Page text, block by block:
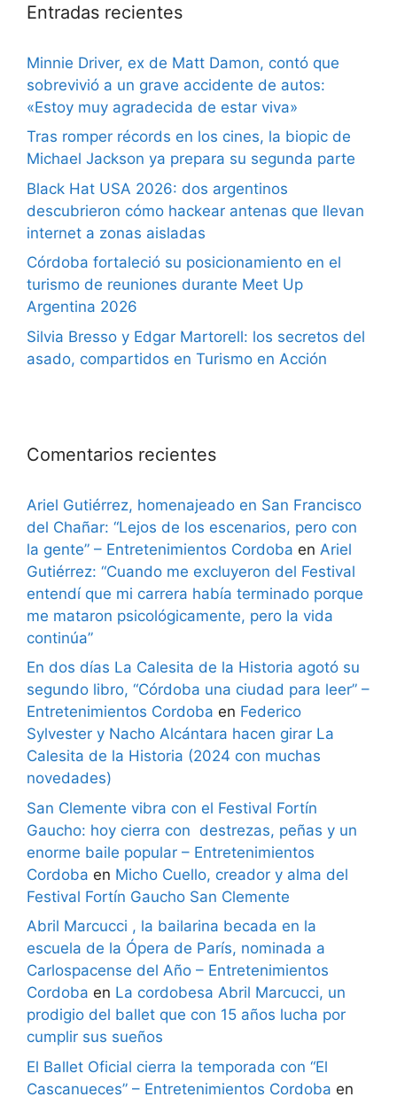
Entradas recientes
Minnie Driver, ex de Matt Damon, contó que
sobrevivió a un grave accidente de autos:
«Estoy muy agradecida de estar viva»
Tras romper récords en los cines, la biopic de
Michael Jackson ya prepara su segunda parte
Black Hat USA 2026: dos argentinos
descubrieron cómo hackear antenas que llevan
internet a zonas aisladas
Córdoba fortaleció su posicionamiento en el
turismo de reuniones durante Meet Up
Argentina 2026
Silvia Bresso y Edgar Martorell: los secretos del
asado, compartidos en Turismo en Acción
Comentarios recientes
Ariel Gutiérrez, homenajeado en San Francisco
del Chañar: “Lejos de los escenarios, pero con
la gente” – Entretenimientos Cordoba en Ariel
Gutiérrez: “Cuando me excluyeron del Festival
entendí que mi carrera había terminado porque
me mataron psicológicamente, pero la vida
continúa”
En dos días La Calesita de la Historia agotó su
segundo libro, “Córdoba una ciudad para leer” –
Entretenimientos Cordoba en Federico
Sylvester y Nacho Alcántara hacen girar La
Calesita de la Historia (2024 con muchas
novedades)
San Clemente vibra con el Festival Fortín
Gaucho: hoy cierra con destrezas, peñas y un
enorme baile popular – Entretenimientos
Cordoba en Micho Cuello, creador y alma del
Festival Fortín Gaucho San Clemente
Abril Marcucci , la bailarina becada en la
escuela de la Ópera de París, nominada a
Carlospacense del Año – Entretenimientos
Cordoba en La cordobesa Abril Marcucci, un
prodigio del ballet que con 15 años lucha por
cumplir sus sueños
El Ballet Oficial cierra la temporada con “El
Cascanueces” – Entretenimientos Cordoba en